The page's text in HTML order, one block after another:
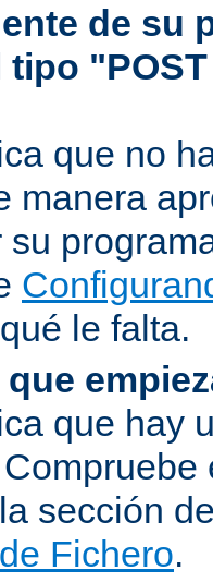
de su
tipo
que no
manera
su
le falta.
que
que hay
sección
Fichero.